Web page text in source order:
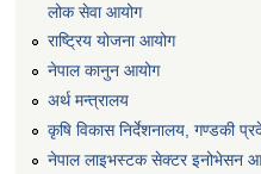
लोक सेवा आयोग
राष्ट्रिय योजना आयोग
नेपाल कानुन आयोग
अर्थ मन्त्रालय
कृषि विकास निर्देशनालय, गण्डकी
नेपाल लाइभस्टक सेक्टर इनोभेसन